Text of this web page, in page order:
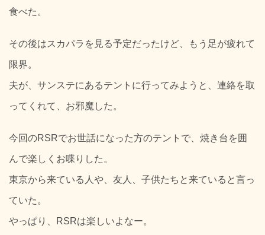
食べた。
その後はスカパラを見る予定だったけど、もう足が疲れて
限界。
夫が、サンステにあるテントに行ってみようと、連絡を取
ってくれて、お邪魔した。
今回のRSRでお世話になった方のテントで、焼き台を囲
んで楽しくお喋りした。
東京から来ている人や、友人、子供たちと来ていると言っ
ていた。
やっぱり、RSRは楽しいよなー。